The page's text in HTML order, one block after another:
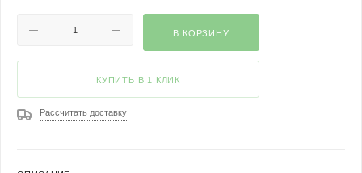
В КОРЗИНУ
КУПИТЬ В 1 КЛИК
Рассчитать доставку